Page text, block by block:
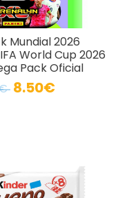
Mundial 2026
World Cup 2026
Pack Oficial
8.50€